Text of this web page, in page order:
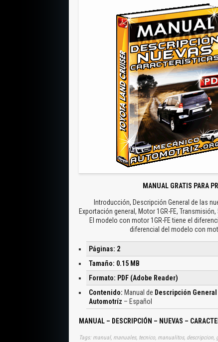
MANUAL GRATIS PARA
Introducción, Descripción General de las
Exportación general, Motor 1GR-FE,
El modelo con motor 1GR-FE tiene el
diferencial del modelo con
Páginas: 2
Tamaño: 0.15 MB
Formato: PDF (Adobe Reader)
Contenido: Manual de Descripción
Automotríz – Español
MANUAL – DESCRIPCIÓN – NUEVAS –
Tags: manual, manuales, tecnico, manualitos,